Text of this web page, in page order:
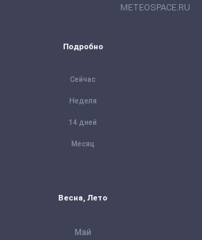
METEOSPACE.RU
Подробно
Сейчас
Неделя
14 дней
Месяц
Весна, Лето
Май